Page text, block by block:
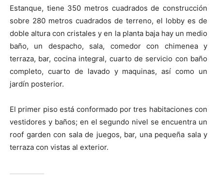
Estanque, tiene 350 metros cuadrados de construcción
sobre 280 metros cuadrados de terreno, el lobby es de
doble altura con cristales y en la planta baja hay un medio
baño, un despacho, sala, comedor con chimenea y
terraza, bar, cocina integral, cuarto de servicio con baño
completo, cuarto de lavado y maquinas, así como un
jardín posterior.
El primer piso está conformado por tres habitaciones con
vestidores y baños; en el segundo nivel se encuentra un
roof garden con sala de juegos, bar, una pequeña sala y
terraza con vistas al exterior.